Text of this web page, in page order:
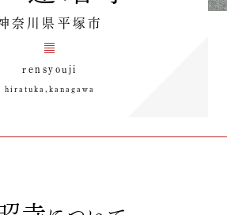
奈川県平塚市
rensyouji
hiratuka,kanagawa